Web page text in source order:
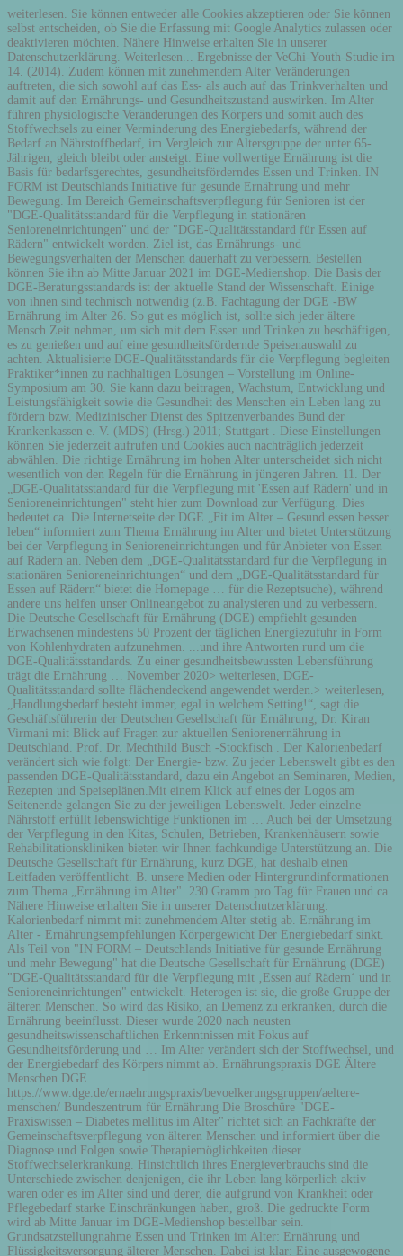
weiterlesen. Sie können entweder alle Cookies akzeptieren oder Sie können
selbst entscheiden, ob Sie die Erfassung mit Google Analytics zulassen oder
deaktivieren möchten. Nähere Hinweise erhalten Sie in unserer
Datenschutzerklärung. Weiterlesen... Ergebnisse der VeChi-Youth-Studie im
14. (2014). Zudem können mit zunehmendem Alter Veränderungen
auftreten, die sich sowohl auf das Ess- als auch auf das Trinkverhalten und
damit auf den Ernährungs- und Gesundheitszustand auswirken. Im Alter
führen physiologische Veränderungen des Körpers und somit auch des
Stoffwechsels zu einer Verminderung des Energiebedarfs, während der
Bedarf an Nährstoffbedarf, im Vergleich zur Altersgruppe der unter 65-
Jährigen, gleich bleibt oder ansteigt. Eine vollwertige Ernährung ist die
Basis für bedarfsgerechtes, gesundheitsförderndes Essen und Trinken. IN
FORM ist Deutschlands Initiative für gesunde Ernährung und mehr
Bewegung. Im Bereich Gemeinschaftsverpflegung für Senioren ist der
"DGE-Qualitätsstandard für die Verpflegung in stationären
Senioreneinrichtungen" und der "DGE-Qualitätsstandard für Essen auf
Rädern" entwickelt worden. Ziel ist, das Ernährungs- und
Bewegungsverhalten der Menschen dauerhaft zu verbessern. Bestellen
können Sie ihn ab Mitte Januar 2021 im DGE-Medienshop. Die Basis der
DGE-Beratungsstandards ist der aktuelle Stand der Wissenschaft. Einige
von ihnen sind technisch notwendig (z.B. Fachtagung der DGE -BW
Ernährung im Alter 26. So gut es möglich ist, sollte sich jeder ältere
Mensch Zeit nehmen, um sich mit dem Essen und Trinken zu beschäftigen,
es zu genießen und auf eine gesundheitsfördernde Speisenauswahl zu
achten. Aktualisierte DGE-Qualitätsstandards für die Verpflegung begleiten
Praktiker*innen zu nachhaltigen Lösungen – Vorstellung im Online-
Symposium am 30. Sie kann dazu beitragen, Wachstum, Entwicklung und
Leistungsfähigkeit sowie die Gesundheit des Menschen ein Leben lang zu
fördern bzw. Medizinischer Dienst des Spitzenverbandes Bund der
Krankenkassen e. V. (MDS) (Hrsg.) 2011; Stuttgart . Diese Einstellungen
können Sie jederzeit aufrufen und Cookies auch nachträglich jederzeit
abwählen. Die richtige Ernährung im hohen Alter unterscheidet sich nicht
wesentlich von den Regeln für die Ernährung in jüngeren Jahren. 11. Der
„DGE-Qualitätsstandard für die Verpflegung mit 'Essen auf Rädern' und in
Senioreneinrichtungen" steht hier zum Download zur Verfügung. Dies
bedeutet ca. Die Internetseite der DGE „Fit im Alter – Gesund essen besser
leben“ informiert zum Thema Ernährung im Alter und bietet Unterstützung
bei der Verpflegung in Senioreneinrichtungen und für Anbieter von Essen
auf Rädern an. Neben dem „DGE-Qualitätsstandard für die Verpflegung in
stationären Senioreneinrichtungen“ und dem „DGE-Qualitätsstandard für
Essen auf Rädern“ bietet die Homepage … für die Rezeptsuche), während
andere uns helfen unser Onlineangebot zu analysieren und zu verbessern.
Die Deutsche Gesellschaft für Ernährung (DGE) empfiehlt gesunden
Erwachsenen mindestens 50 Prozent der täglichen Energiezufuhr in Form
von Kohlenhydraten aufzunehmen. ...und ihre Antworten rund um die
DGE-Qualitätsstandards. Zu einer gesundheitsbewussten Lebensführung
trägt die Ernährung … November 2020> weiterlesen, DGE-
Qualitätsstandard sollte flächendeckend angewendet werden.> weiterlesen,
„Handlungsbedarf besteht immer, egal in welchem Setting!“, sagt die
Geschäftsführerin der Deutschen Gesellschaft für Ernährung, Dr. Kiran
Virmani mit Blick auf Fragen zur aktuellen Seniorenernährung in
Deutschland. Prof. Dr. Mechthild Busch -Stockfisch . Der Kalorienbedarf
verändert sich wie folgt: Der Energie- bzw. Zu jeder Lebenswelt gibt es den
passenden DGE-Qualitätsstandard, dazu ein Angebot an Seminaren, Medien,
Rezepten und Speiseplänen.Mit einem Klick auf eines der Logos am
Seitenende gelangen Sie zu der jeweiligen Lebenswelt. Jeder einzelne
Nährstoff erfüllt lebenswichtige Funktionen im … Auch bei der Umsetzung
der Verpflegung in den Kitas, Schulen, Betrieben, Krankenhäusern sowie
Rehabilitationskliniken bieten wir Ihnen fachkundige Unterstützung an. Die
Deutsche Gesellschaft für Ernährung, kurz DGE, hat deshalb einen
Leitfaden veröffentlicht. B. unsere Medien oder Hintergrundinformationen
zum Thema „Ernährung im Alter". 230 Gramm pro Tag für Frauen und ca.
Nähere Hinweise erhalten Sie in unserer Datenschutzerklärung.
Kalorienbedarf nimmt mit zunehmendem Alter stetig ab. Ernährung im
Alter - Ernährungsempfehlungen Körpergewicht Der Energiebedarf sinkt.
Als Teil von "IN FORM – Deutschlands Initiative für gesunde Ernährung
und mehr Bewegung" hat die Deutsche Gesellschaft für Ernährung (DGE)
"DGE-Qualitätsstandard für die Verpflegung mit ‚Essen auf Rädern‘ und in
Senioreneinrichtungen" entwickelt. Heterogen ist sie, die große Gruppe der
älteren Menschen. So wird das Risiko, an Demenz zu erkranken, durch die
Ernährung beeinflusst. Dieser wurde 2020 nach neusten
gesundheitswissenschaftlichen Erkenntnissen mit Fokus auf
Gesundheitsförderung und … Im Alter verändert sich der Stoffwechsel, und
der Energiebedarf des Körpers nimmt ab. Ernährungspraxis DGE Ältere
Menschen DGE
https://www.dge.de/ernaehrungspraxis/bevoelkerungsgruppen/aeltere-
menschen/ Bundeszentrum für Ernährung Die Broschüre "DGE-
Praxiswissen – Diabetes mellitus im Alter" richtet sich an Fachkräfte der
Gemeinschaftsverpflegung von älteren Menschen und informiert über die
Diagnose und Folgen sowie Therapiemöglichkeiten dieser
Stoffwechselerkrankung. Hinsichtlich ihres Energieverbrauchs sind die
Unterschiede zwischen denjenigen, die ihr Leben lang körperlich aktiv
waren oder es im Alter sind und derer, die aufgrund von Krankheit oder
Pflegebedarf starke Einschränkungen haben, groß. Die gedruckte Form
wird ab Mitte Januar im DGE-Medienshop bestellbar sein.
Grundsatzstellungnahme Essen und Trinken im Alter: Ernährung und
Flüssigkeitsversorgung älterer Menschen. Dabei ist klar: Eine ausgewogene